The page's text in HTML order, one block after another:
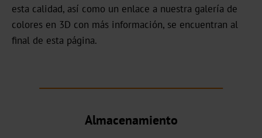
Bookbinding
Shooting
esta calidad, así como un enlace a nuestra galería de
colores en 3D con más información, se encuentran al
final de esta página.
Almacenamiento